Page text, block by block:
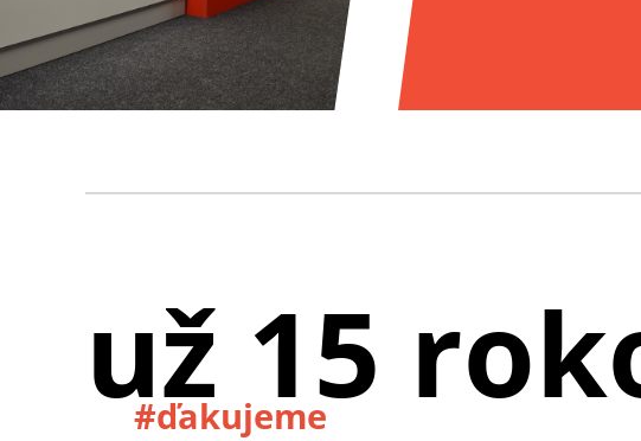
už 15
#ďakujeme